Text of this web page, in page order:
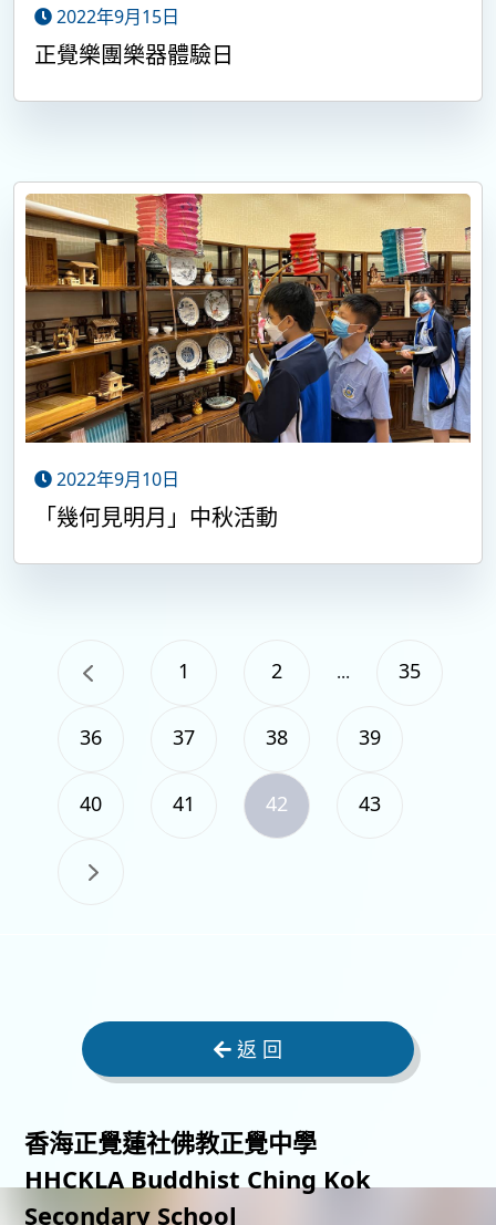
2022年9月15日
正覺樂團樂器體驗日
2022年9月10日
「幾何見明月」中秋活動
1 2 ... 35
36 37 38 39
40 41 42 43
返 回
香海正覺蓮社佛教正覺中學
HHCKLA Buddhist Ching Kok
Secondary School